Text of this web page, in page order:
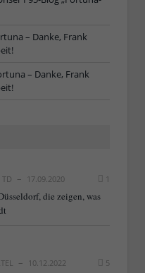
– Danke, Frank
– Danke, Frank
TD 17.09.2020 1
die zeigen, was
10.12.2022 5